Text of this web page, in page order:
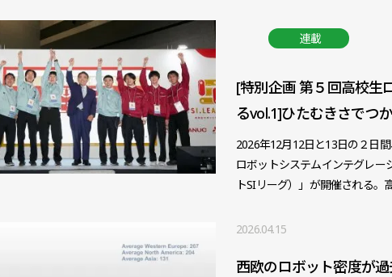
連載
[特別企画 第５回高校生
るvol.1]ひたむきさでつ
2026年12月12日と13日の２日
ロボットシステムインテグレー
トSIリーグ）」が開催される
2026.04.15
西欧のロボット密度が